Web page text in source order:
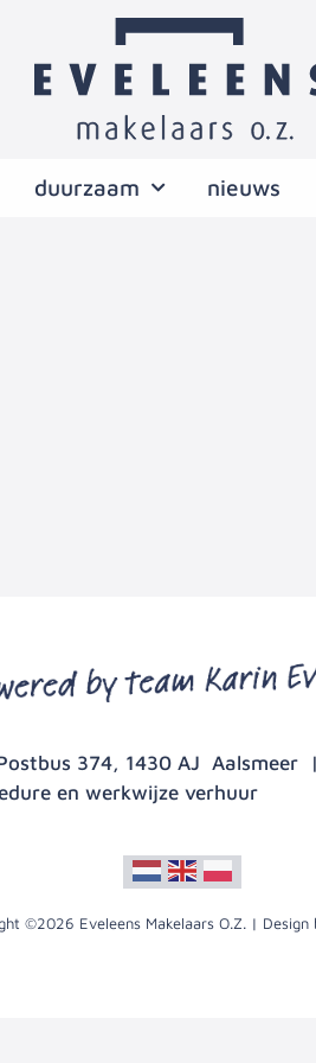
duurzaam nieuws
374, 1430 AJ Aalsmeer
en werkwijze verhuur
©2026 Eveleens Makelaars O.Z. | Design